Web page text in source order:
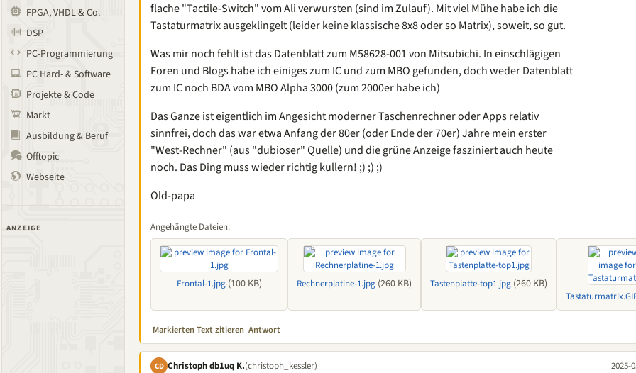
FPGA, VHDL & Co.
DSP
PC-Programmierung
PC Hard- & Software
Projekte & Code
Markt
Ausbildung & Beruf
Offtopic
Webseite
ANZEIGE
flache "Tactile-Switch" vom Ali verwursten (sind im Zulauf). Mit viel Mühe habe ich die
Tastaturmatrix ausgeklingelt (leider keine klassische 8x8 oder so Matrix), soweit, so gut.
Was mir noch fehlt ist das Datenblatt zum M58628-001 von Mitsubichi. In einschlägigen
Foren und Blogs habe ich einiges zum IC und zum MBO gefunden, doch weder Datenblatt
zum IC noch BDA vom MBO Alpha 3000 (zum 2000er habe ich)
Das Ganze ist eigentlich im Angesicht moderner Taschenrechner oder Apps relativ
sinnfrei, doch das war etwa Anfang der 80er (oder Ende der 70er) Jahre mein erster
"West-Rechner" (aus "dubioser" Quelle) und die grüne Anzeige fasziniert auch heute
noch. Das Ding muss wieder richtig kullern! ;) ;) ;)
Old-papa
Angehängte Dateien:
Frontal-1.jpg(100 KB) Rechnerplatine-1.jpg (260 KB) Tastenplatte-top1.jpg (260 KB)
Markierten Text zitieren Antwort
CD Christoph db1uq K.(christoph_kessler) 2025-